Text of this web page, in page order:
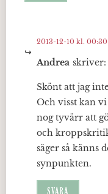
Andrea skriver:
2013-12-10 kl. 00:30
Skönt att jag
Och visst kan
nog tyvärr att
och
säger så känns
synpunkten.